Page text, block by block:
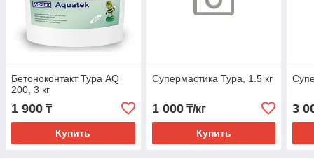
Бетоноконтакт Тура AQ
200, 3 кг
1 900 ₸
Купить
Cупермастика Тура, 1.5 кг
1 000₸/кг
Купить
3